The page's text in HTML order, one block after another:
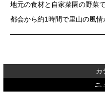
カ
ニ
地元の食材と自家菜園の野菜
都会から約1時間で里山の風情